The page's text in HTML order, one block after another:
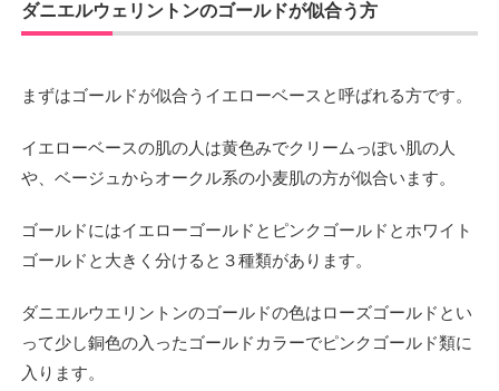
ダニエルウェリントンのゴールドが似合う方
まずはゴールドが似合うイエローベースと呼ばれる方です。
イエローベースの肌の人は黄色みでクリームっぽい肌の人
や、ベージュからオークル系の小麦肌の方が似合います。
ゴールドにはイエローゴールドとピンクゴールドとホワイト
ゴールドと大きく分けると３種類があります。
ダニエルウエリントンのゴールドの色はローズゴールドとい
って少し銅色の入ったゴールドカラーでピンクゴールド類に
入ります。